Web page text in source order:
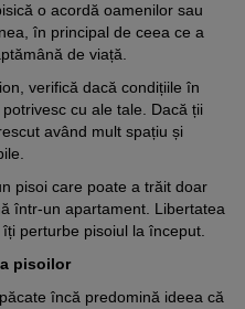
o acordă oamenilor sau
în principal de ceea ce a
de viață.
verifică dacă condițiile în
cu ale tale. Dacă ții
având mult spațiu și
pisoi care poate a trăit doar
într-un apartament. Libertatea
perturbe pisoiul la început.
pisoilor
încă predomină ideea că